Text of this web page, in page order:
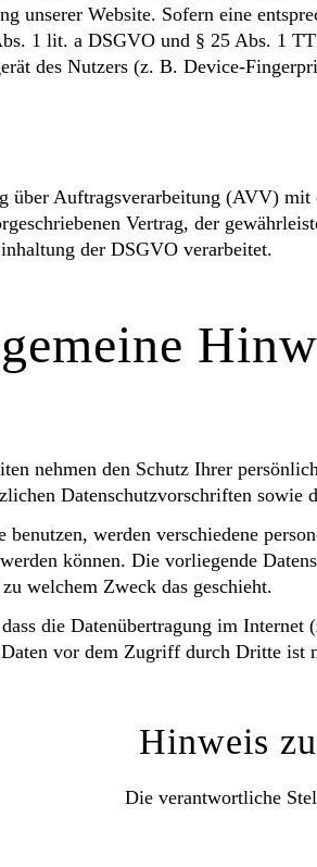
unserer Website. Sofern eine
1 lit. a DSGVO und § 25 Abs. 1
des Nutzers (z. B. Device-
über Auftragsverarbeitung (AVV)
Vertrag, der
der DSGVO verarbeitet.
nehmen den Schutz Ihrer
Datenschutzvorschriften sowie
benutzen, werden verschiedene
können. Die vorliegende
welchem Zweck das geschieht.
die Datenübertragung im
vor dem Zugriff durch Dritte ist
Hinweis
Die verantwortliche